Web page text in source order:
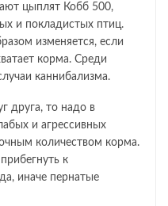
цыплят Кобб 500,
и покладистых птиц.
изменяется, если
корма. Среди
каннибализма.
друга, то надо в
и агрессивных
количеством корма.
к
иначе пернатые